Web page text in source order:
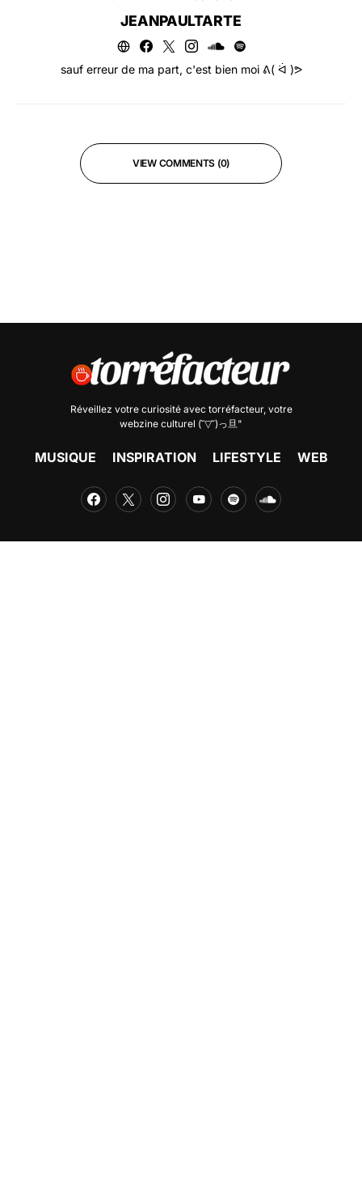
JEANPAULTARTE
sauf erreur de ma part, c'est bien moi ᕕ( ᐛ )ᕗ
VIEW COMMENTS (0)
Réveillez votre curiosité avec torréfacteur, votre
webzine culturel (˘▽˘)っ旦"
MUSIQUE INSPIRATION LIFESTYLE WEB